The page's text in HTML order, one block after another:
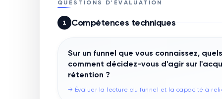
QUESTIONS D'ÉVALUATION
1 Compétences techniques
Sur un funnel que vous connaissez,
comment décidez-vous d'agir sur
rétention ?
→ Évaluer la lecture du funnel et la capacité à